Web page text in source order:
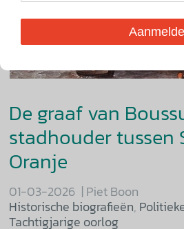
De graaf van
stadhouder tussen
Oranje
01-03-2026
Piet Boon
Historische biografieën,
Tachtigjarige oorlog